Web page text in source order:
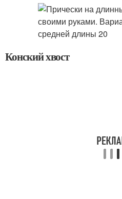
Конский хвост